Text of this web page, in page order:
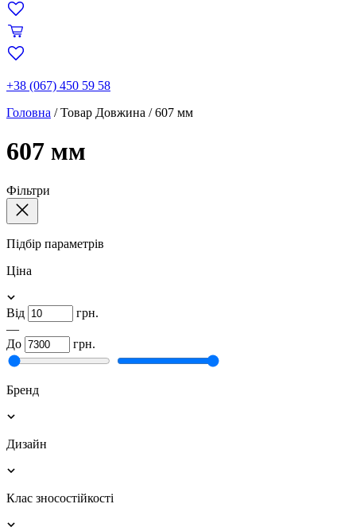
+38 (067) 450 59 58
Головна /Товар Довжина /607 мм
607 мм
Фільтри
Підбір параметрів
Ціна
Від
грн.
—
До
грн.
Бренд
Дизайн
Клас зносостійкості